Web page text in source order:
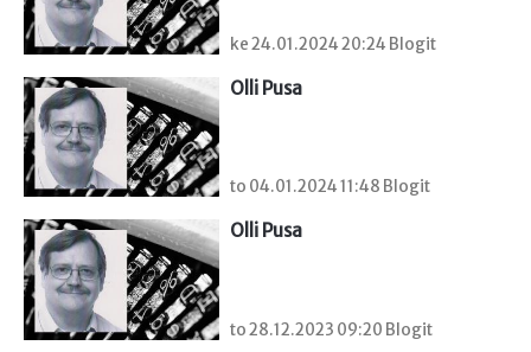
ke 24.01.2024 20:24 Blogit
Olli Pusa
to 04.01.2024 11:48 Blogit
Olli Pusa
to 28.12.2023 09:20 Blogit